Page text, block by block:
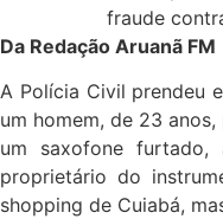
Da Redação Aruanã FM
A Polícia Civil prendeu
um homem, de 23
um saxofone
proprietário do
shopping de Cuiabá,